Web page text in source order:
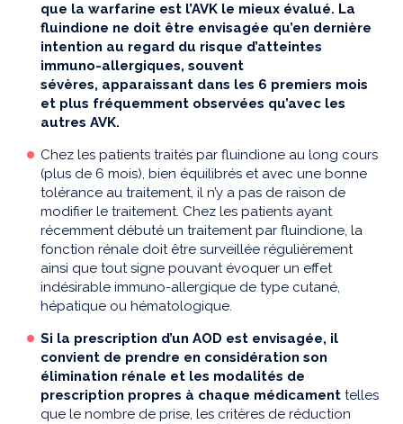
que la warfarine est l’AVK le mieux évalué. La
fluindione ne doit être envisagée qu’en dernière
intention au regard du risque d’atteintes
immuno-allergiques, souvent
sévères, apparaissant dans les 6 premiers mois
et plus fréquemment observées qu’avec les
autres AVK.
Chez les patients traités par fluindione au long cours
(plus de 6 mois), bien équilibrés et avec une bonne
tolérance au traitement, il n’y a pas de raison de
modifier le traitement. Chez les patients ayant
récemment débuté un traitement par fluindione, la
fonction rénale doit être surveillée régulièrement
ainsi que tout signe pouvant évoquer un effet
indésirable immuno-allergique de type cutané,
hépatique ou hématologique.
Si la prescription d’un AOD est envisagée, il
convient de prendre en considération son
élimination rénale et les modalités de
prescription propres à chaque médicament telles
que le nombre de prise, les critères de réduction